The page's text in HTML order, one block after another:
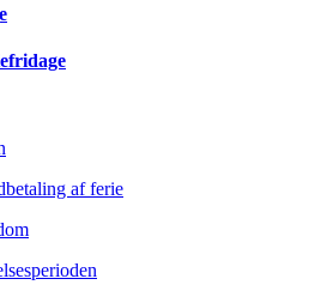
af ferie